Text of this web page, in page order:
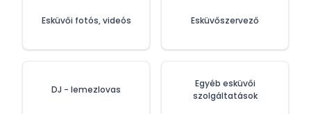
Esküvői fotós, videós
DJ - lemezlovas
Esküvőszervező
Egyéb esküvői
szolgáltatások